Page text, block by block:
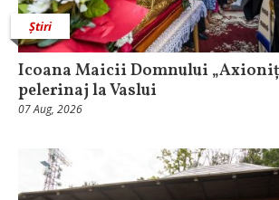
Știri
Icoana Maicii Domnului
pelerinaj la Vaslui
07 Aug, 2026